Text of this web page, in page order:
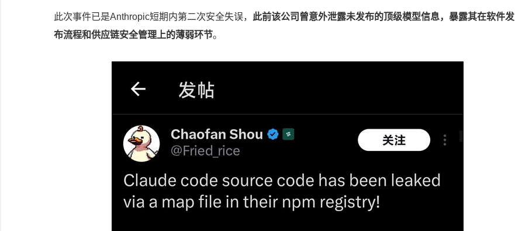
此次事件已是Anthropic短期内第二次安全失误，
此前该公司曾意外泄露未发布的顶级模型信息，暴露其在软件发
布流程和供应链安全管理上的薄弱环节。